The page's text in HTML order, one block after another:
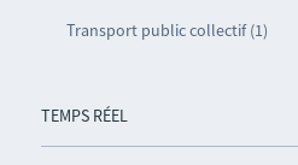
Transport public collectif (1)
TEMPS RÉEL